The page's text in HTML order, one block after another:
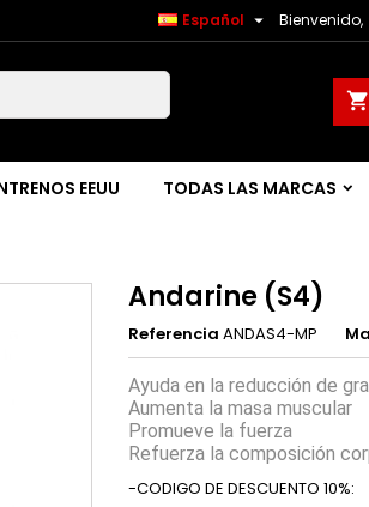
Bienvenido,
Español 
shopping_cart
EEUU TODAS LAS MARCAS
Andarine (S4)
Referencia ANDAS4-MP
Ayuda en la reducción de
Aumenta la masa muscular
Promueve la fuerza
Refuerza la composición
-CODIGO DE DESCUENTO 10%: